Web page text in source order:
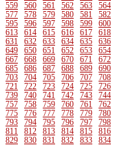
559 560 561 562 563
564
577 578 579 580 581
582
595 596 597 598 599
600
613 614 615 616 617
618
631 632 633 634 635
636
649 650 651 652 653
654
667 668 669 670 671
672
685 686 687 688 689
690
703 704 705 706 707
708
721 722 723 724 725
726
739 740 741 742 743
744
757 758 759 760 761
762
775 776 777 778 779
780
793 794 795 796 797
798
811 812 813 814 815
816
829 830 831 832 833
834